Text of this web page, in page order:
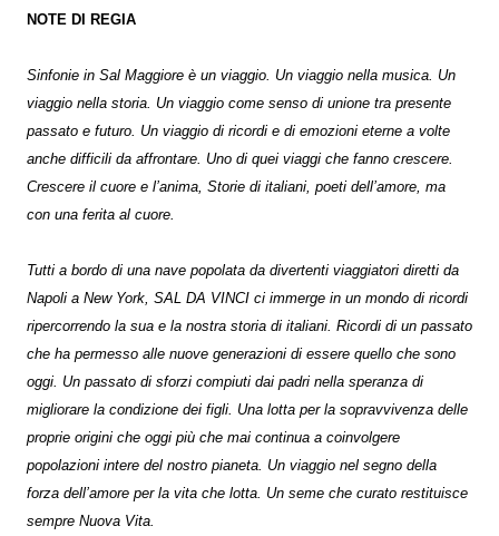
NOTE DI REGIA
Sinfonie in Sal Maggiore è un viaggio. Un viaggio nella musica. Un
viaggio nella storia. Un viaggio come senso di unione tra presente
passato e futuro. Un viaggio di ricordi e di emozioni eterne a volte
anche difficili da affrontare. Uno di quei viaggi che fanno crescere.
Crescere il cuore e l’anima, Storie di italiani, poeti dell’amore, ma
con una ferita al cuore.
Tutti a bordo di una nave popolata da divertenti viaggiatori diretti da
Napoli a New York, SAL DA VINCI ci immerge in un mondo di ricordi
ripercorrendo la sua e la nostra storia di italiani. Ricordi di un passato
che ha permesso alle nuove generazioni di essere quello che sono
oggi. Un passato di sforzi compiuti dai padri nella speranza di
migliorare la condizione dei figli. Una lotta per la sopravvivenza delle
proprie origini che oggi più che mai continua a coinvolgere
popolazioni intere del nostro pianeta. Un viaggio nel segno della
forza dell’amore per la vita che lotta. Un seme che curato restituisce
sempre Nuova Vita.